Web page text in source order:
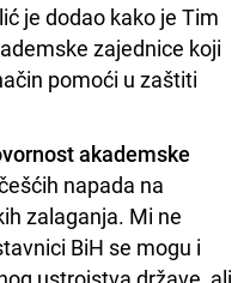
je dodao kako je Tim
zajednice koji
pomoći u zaštiti
akademske
napada na
zalaganja. Mi ne
BiH se mogu i